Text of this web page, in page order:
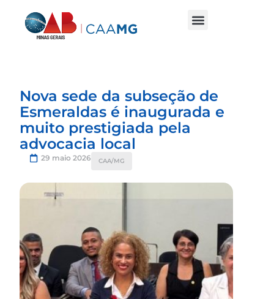
Nova sede da subseção de
Esmeraldas é inaugurada e
muito prestigiada pela
advocacia local
29 maio 2026 CAA/MG